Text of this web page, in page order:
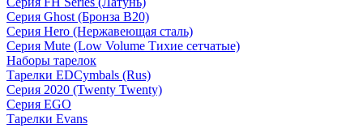
Серия Ghost (Бронза B20)
Серия Hero (Нержавеющая сталь)
Серия Mute (Low Volume Тихие сетчатые)
Наборы тарелок
Тарелки EDCymbals (Rus)
Серия 2020 (Twenty Twenty)
Серия EGO
Тарелки Evans